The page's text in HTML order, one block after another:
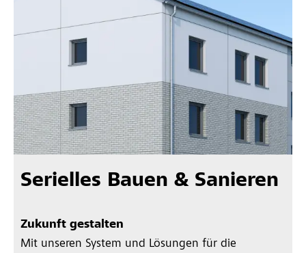
Serielles Bauen & Sanieren
Zukunft gestalten
Mit unseren System und Lösungen für die